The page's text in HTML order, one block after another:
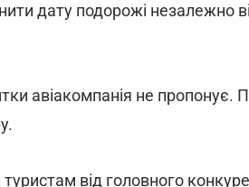
дату подорожі незалежно
авіакомпанія не пропонує.
від головного